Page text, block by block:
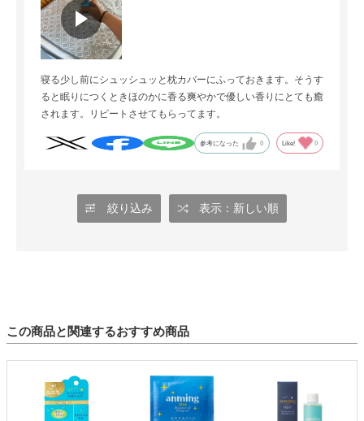
寝る少し前にシュッシュッと枕カバーにふっておきます。そうす
ると眠りにつくときほのかに香る爽やかで優しい香りにとても癒
されます。リピートさせてもらってます。
参考になった 0 Like! 0
絞り込み 表示：新しい順
この商品と関連するおすすめ商品